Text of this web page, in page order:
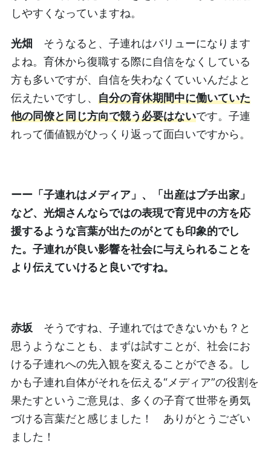
しやすくなっていますね。
光畑
そうなると、子連れはバリューになります
よね。育休から復職する際に自信をなくしている
方も多いですが、自信を失わなくていいんだよと
伝えたいですし、 自分の育休期間中に働いていた
他の同僚と同じ方向で競う必要はないです。子連
れって価値観がひっくり返って面白いですから。
ーー「子連れはメディア」、「出産はプチ出家」
など、光畑さんならではの表現で育児中の方を応
援するような言葉が出たのがとても印象的でし
た。子連れが良い影響を社会に与えられることを
より伝えていけると良いですね。
赤坂そうですね、子連れではできないかも？と
思うようなことも、まずは試すことが、社会にお
ける子連れへの先入観を変えることができる。し
かも子連れ自体がそれを伝える“メディア”の役割を
果たすというご意見は、多くの子育て世帯を勇気
づける言葉だと感じました！ ありがとうござい
ました！